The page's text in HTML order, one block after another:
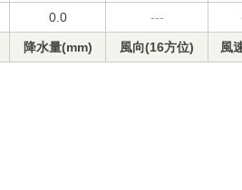
0.0 ---
降水量(mm) 風向(16方位) 風